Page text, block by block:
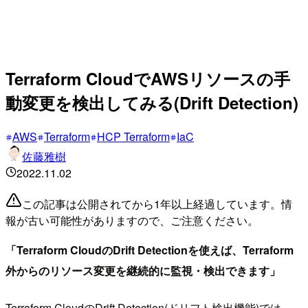
Terraform CloudでAWSリソースの手
動変更を検出してみる(Drift Detection)
AWS Terraform HCP Terraform IaC
佐藤雅樹
2022.11.02
この記事は公開されてから1年以上経過しています。情
報が古い可能性がありますので、ご注意ください。
「Terraform CloudのDrift Detectionを使えば、Terraform
外からのリソース変更を継続的に監視・検出できます」